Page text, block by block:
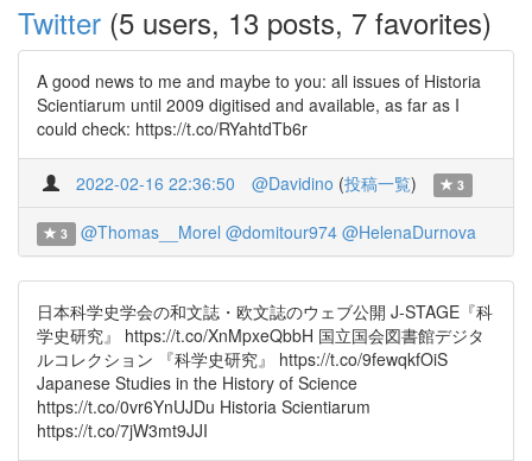
Twitter (5 users, 13 posts, 7 favorites)
A good news to me and maybe to you: all issues of Historia
Scientiarum until 2009 digitised and available, as far as I
could check: https://t.co/RYahtdTb6r
2022-02-16 22:36:50 @Davidino (投稿一覧) 3
3 @Thomas__Morel @domitour974 @HelenaDurnova
日本科学史学会の和文誌・欧文誌のウェブ公開 J-STAGE『科
学史研究』 https://t.co/XnMpxeQbbH 国立国会図書館デジタ
ルコレクション 『科学史研究』 https://t.co/9fewqkfOiS
Japanese Studies in the History of Science
https://t.co/0vr6YnUJDu Historia Scientiarum
https://t.co/7jW3mt9JJI